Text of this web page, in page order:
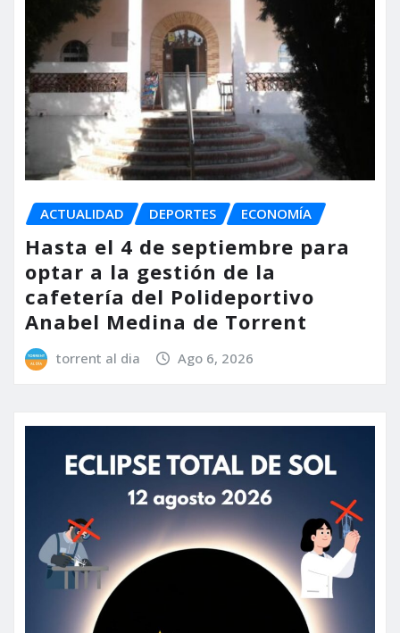
ACTUALIDAD DEPORTES ECONOMÍA
Hasta el 4 de septiembre para
optar a la gestión de la
cafetería del Polideportivo
Anabel Medina de Torrent
torrent al dia Ago 6, 2026